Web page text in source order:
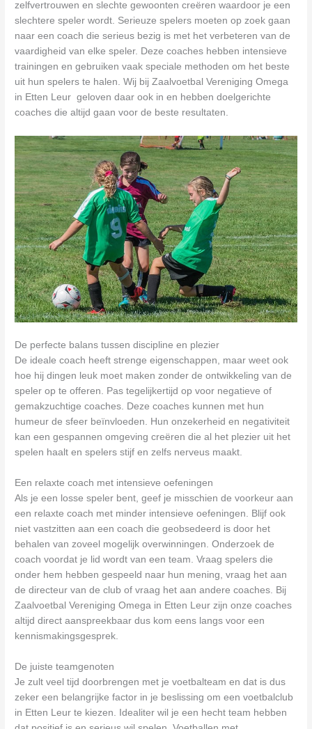
zelfvertrouwen en slechte gewoonten creëren waardoor je een
slechtere speler wordt. Serieuze spelers moeten op zoek gaan
naar een coach die serieus bezig is met het verbeteren van de
vaardigheid van elke speler. Deze coaches hebben intensieve
trainingen en gebruiken vaak speciale methoden om het beste
uit hun spelers te halen. Wij bij Zaalvoetbal Vereniging Omega
in Etten Leur geloven daar ook in en hebben doelgerichte
coaches die altijd gaan voor de beste resultaten.
De perfecte balans tussen discipline en plezier
De ideale coach heeft strenge eigenschappen, maar weet ook
hoe hij dingen leuk moet maken zonder de ontwikkeling van de
speler op te offeren. Pas tegelijkertijd op voor negatieve of
gemakzuchtige coaches. Deze coaches kunnen met hun
humeur de sfeer beïnvloeden. Hun onzekerheid en negativiteit
kan een gespannen omgeving creëren die al het plezier uit het
spelen haalt en spelers stijf en zelfs nerveus maakt.
Een relaxte coach met intensieve oefeningen
Als je een losse speler bent, geef je misschien de voorkeur aan
een relaxte coach met minder intensieve oefeningen. Blijf ook
niet vastzitten aan een coach die geobsedeerd is door het
behalen van zoveel mogelijk overwinningen. Onderzoek de
coach voordat je lid wordt van een team. Vraag spelers die
onder hem hebben gespeeld naar hun mening, vraag het aan
de directeur van de club of vraag het aan andere coaches. Bij
Zaalvoetbal Vereniging Omega in Etten Leur zijn onze coaches
altijd direct aanspreekbaar dus kom eens langs voor een
kennismakingsgesprek.
De juiste teamgenoten
Je zult veel tijd doorbrengen met je voetbalteam en dat is dus
zeker een belangrijke factor in je beslissing om een voetbalclub
in Etten Leur te kiezen. Idealiter wil je een hecht team hebben